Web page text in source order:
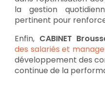
la gestion
pertinent pour
Enfin, CABINET
des salariés et
développement des
continue de la